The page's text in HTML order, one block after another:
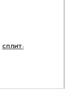
СПЛИТ-